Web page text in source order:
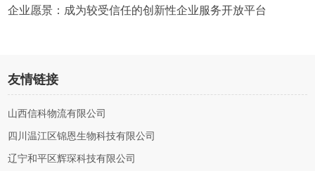
企业愿景：成为较受信任的创新性企业服务开放平台
友情链接
山西信科物流有限公司
四川温江区锦恩生物科技有限公司
辽宁和平区辉琛科技有限公司